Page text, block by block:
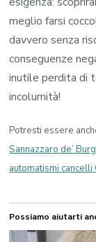
meglio farsi
davvero senza
conseguenze
inutile perdita di
incolumità!
Potresti essere
Sannazzaro de’
automatismi
Possiamo aiutarti